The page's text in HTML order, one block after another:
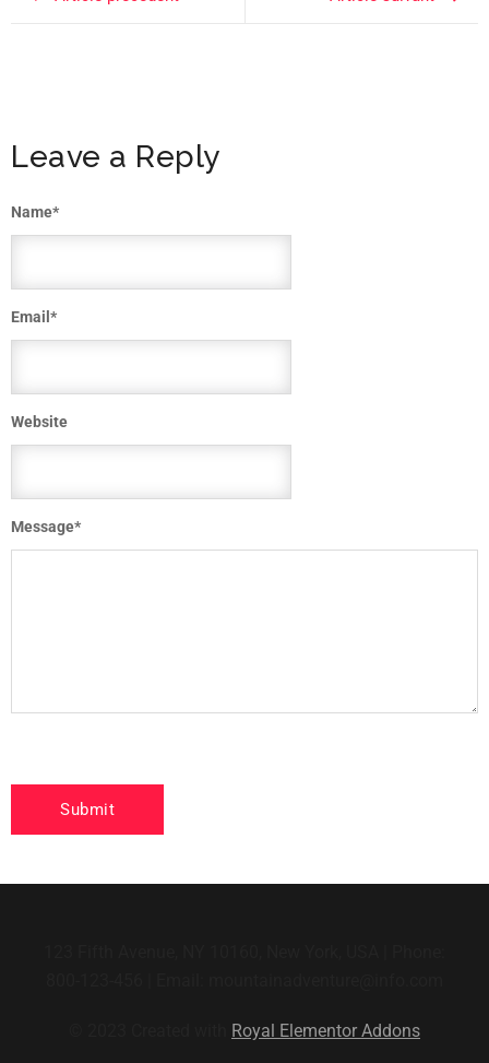
Leave a Reply
Message*
Name*
Email*
Website
Royal Elementor Addons